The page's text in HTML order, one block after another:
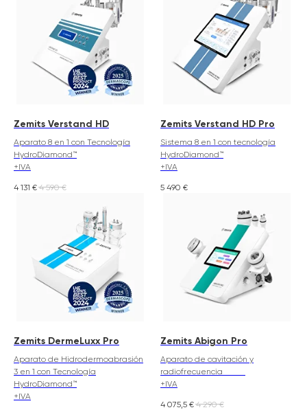
Zemits Verstand HD
Aparato 8 en 1 con Tecnología
HydroDiamond™
+IVA
4 131 € 4 590 €
Zemits Verstand HD Pro
Sistema 8 en 1 con tecnología
HydroDiamond™
+IVA
5 490 €
Zemits DermeLuxx Pro
Aparato de Hidrodermoabrasión
3 en 1 con Tecnología
HydroDiamond™
+IVA
Zemits Abigon Pro
Aparato de cavitación y
radiofrecuencia
+IVA
4 075,5 € 4 290 €